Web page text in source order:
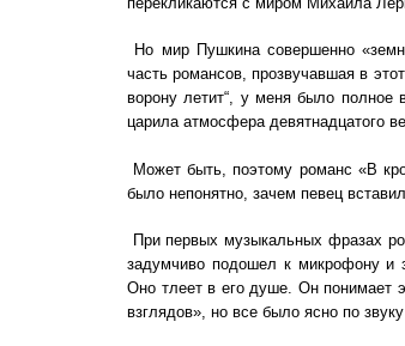
Но мир Пушкина совершенно
часть романсов, прозвучавшая в
ворону летит“, у меня было полное
царила атмосфера девятнадцатого
Может быть, поэтому романс «В
было непонятно, зачем певец
При первых музыкальных фразах
задумчиво подошел к микрофону и
Оно тлеет в его душе. Он понимает
взглядов», но все было ясно по